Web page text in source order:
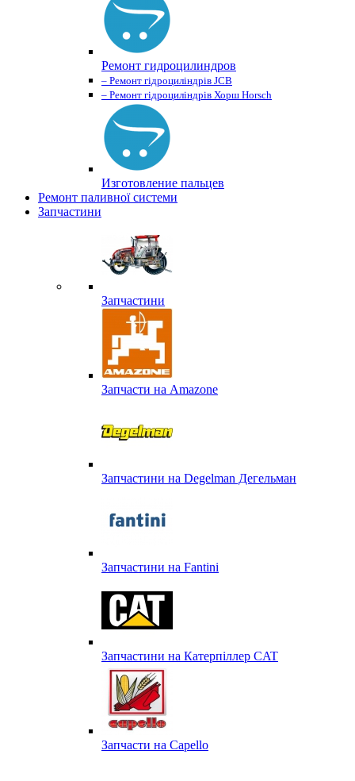
Ремонт гидроцилиндров
– Ремонт гідроциліндрів JCB
– Ремонт гідроциліндрів Хорш Horsch
Изготовление пальцев
Ремонт паливної системи
Запчастини
Запчастини
Запчасти на Amazone
Запчастини на Degelman Дегельман
Запчастини на Fantini
Запчастини на Катерпіллер CAT
Запчасти на Capello